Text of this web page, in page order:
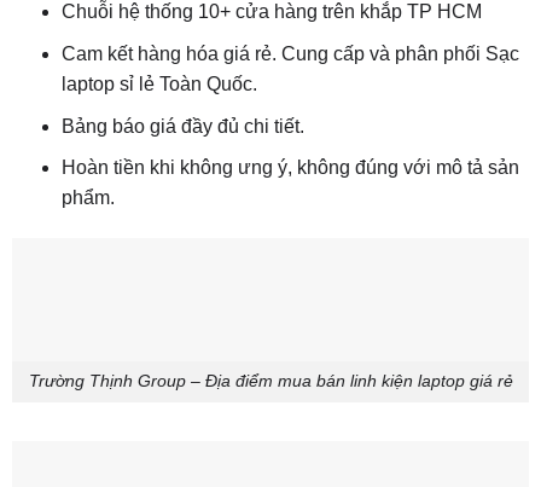
Chuỗi hệ thống 10+ cửa hàng trên khắp TP HCM
Cam kết hàng hóa giá rẻ. Cung cấp và phân phối Sạc
laptop sỉ lẻ Toàn Quốc.
Bảng báo giá đầy đủ chi tiết.
Hoàn tiền khi không ưng ý, không đúng với mô tả sản
phẩm.
Trường Thịnh Group – Địa điểm mua bán linh kiện laptop giá rẻ